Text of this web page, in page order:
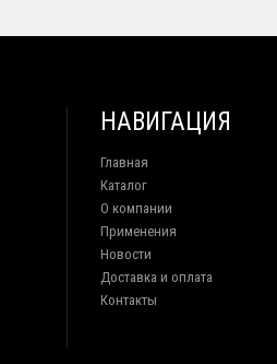
НАВИГАЦИЯ
Главная
Каталог
О компании
Применения
Новости
Доставка и оплата
Контакты